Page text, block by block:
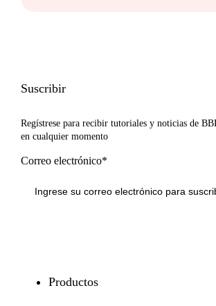
Suscribir
Regístrese para recibir tutoriales y noticias de
en cualquier momento
Correo electrónico*
Productos